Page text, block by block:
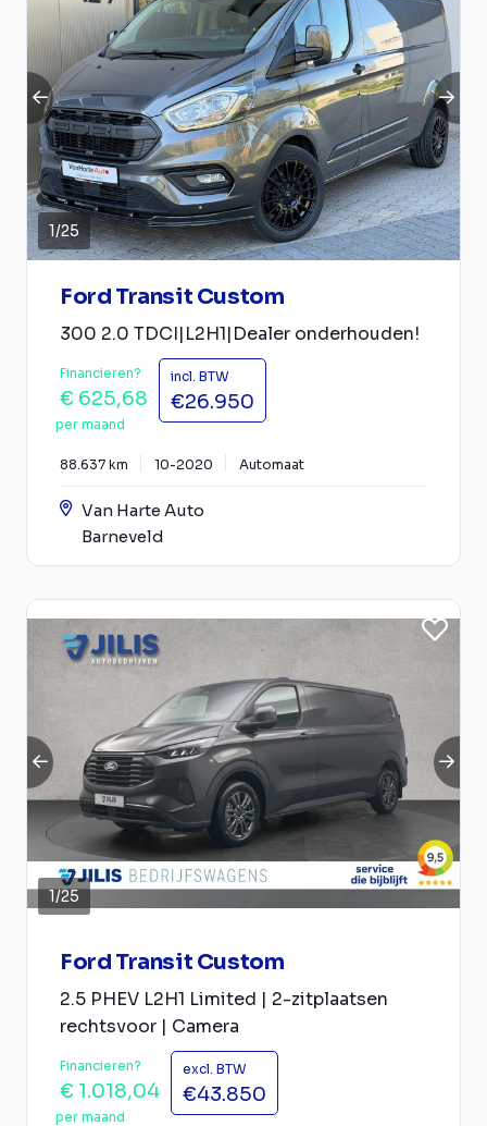
1/25
Ford Transit Custom
300 2.0 TDCI|L2H1|Dealer onderhouden!
Financieren?
€ 625,68
per maand
incl. BTW
€26.950
88.637 km 10-2020 Automaat
Van Harte Auto
Barneveld
1/25
Ford Transit Custom
2.5 PHEV L2H1 Limited | 2-zitplaatsen
rechtsvoor | Camera
Financieren?
€ 1.018,04
per maand
excl. BTW
€43.850